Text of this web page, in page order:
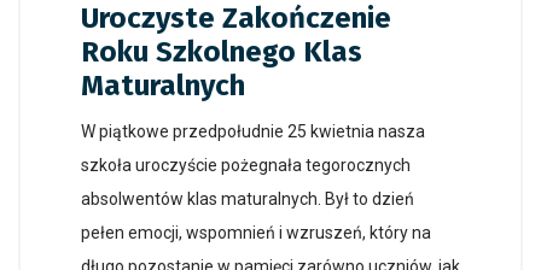
Uroczyste Zakończenie
Roku Szkolnego Klas
Maturalnych
W piątkowe przedpołudnie 25 kwietnia nasza
szkoła uroczyście pożegnała tegorocznych
absolwentów klas maturalnych. Był to dzień
pełen emocji, wspomnień i wzruszeń, który na